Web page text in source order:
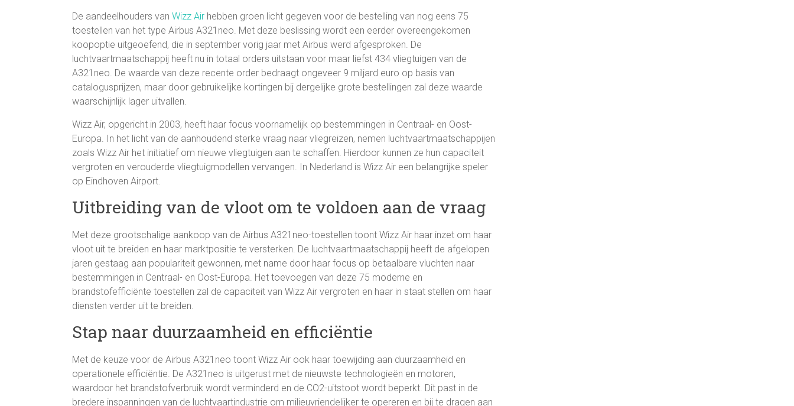
De aandeelhouders van Wizz Air hebben groen licht gegeven voor de bestelling van nog eens 75
toestellen van het type Airbus A321neo. Met deze beslissing wordt een eerder overeengekomen
koopoptie uitgeoefend, die in september vorig jaar met Airbus werd afgesproken. De
luchtvaartmaatschappij heeft nu in totaal orders uitstaan voor maar liefst 434 vliegtuigen van de
A321neo. De waarde van deze recente order bedraagt ongeveer 9 miljard euro op basis van
catalogusprijzen, maar door gebruikelijke kortingen bij dergelijke grote bestellingen zal deze waarde
waarschijnlijk lager uitvallen.
Wizz Air, opgericht in 2003, heeft haar focus voornamelijk op bestemmingen in Centraal- en Oost-
Europa. In het licht van de aanhoudend sterke vraag naar vliegreizen, nemen luchtvaartmaatschappijen
zoals Wizz Air het initiatief om nieuwe vliegtuigen aan te schaffen. Hierdoor kunnen ze hun capaciteit
vergroten en verouderde vliegtuigmodellen vervangen. In Nederland is Wizz Air een belangrijke speler
op Eindhoven Airport.
Uitbreiding van de vloot om te voldoen aan de vraag
Met deze grootschalige aankoop van de Airbus A321neo-toestellen toont Wizz Air haar inzet om haar
vloot uit te breiden en haar marktpositie te versterken. De luchtvaartmaatschappij heeft de afgelopen
jaren gestaag aan populariteit gewonnen, met name door haar focus op betaalbare vluchten naar
bestemmingen in Centraal- en Oost-Europa. Het toevoegen van deze 75 moderne en
brandstofefficiënte toestellen zal de capaciteit van Wizz Air vergroten en haar in staat stellen om haar
diensten verder uit te breiden.
Stap naar duurzaamheid en efficiëntie
Met de keuze voor de Airbus A321neo toont Wizz Air ook haar toewijding aan duurzaamheid en
operationele efficiëntie. De A321neo is uitgerust met de nieuwste technologieën en motoren,
waardoor het brandstofverbruik wordt verminderd en de CO2-uitstoot wordt beperkt. Dit past in de
bredere inspanningen van de luchtvaartindustrie om milieuvriendelijker te opereren en bij te dragen aan